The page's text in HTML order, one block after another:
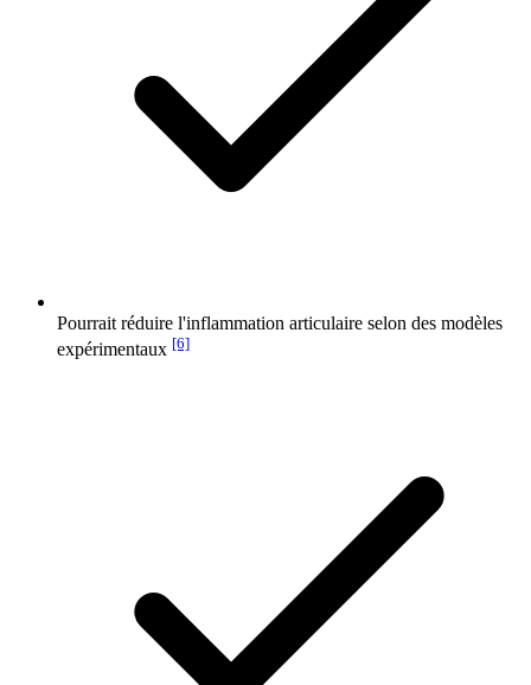
Pourrait réduire l'inflammation articulaire selon des modèles
expérimentaux [6]